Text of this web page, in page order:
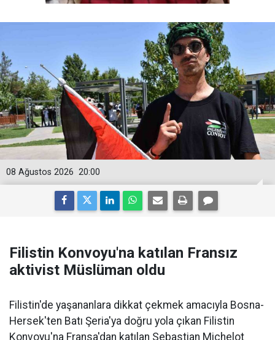
20:00
08 Ağustos 2026
Filistin Konvoyu'na katılan Fransız
aktivist Müslüman oldu
Filistin'de yaşananlara dikkat çekmek amacıyla Bosna-
Hersek'ten Batı Şeria'ya doğru yola çıkan Filistin
Konvoyu'na Fransa'dan katılan Sebastian Michelot